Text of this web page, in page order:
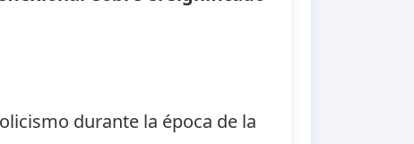
durante la época de la